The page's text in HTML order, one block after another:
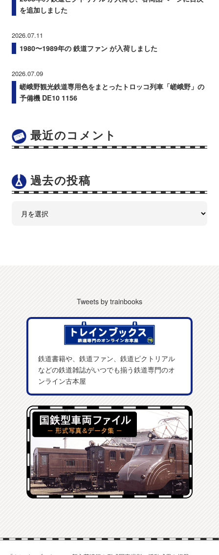
を追加しました
2026.07.11
1980〜1989年の 鉄道ファン が入荷しました
2026.07.09
嵯峨野観光鉄道専用色をまとったトロッコ列車「嵯峨野」の
予備機 DE10 1156
最近のコメント
過去の投稿
Tweets by trainbooks
鉄道書籍や、鉄道ファン、鉄道ピクトリアル
などの鉄道雑誌がいつでも揃う鉄道専門のオ
ンライン古本屋